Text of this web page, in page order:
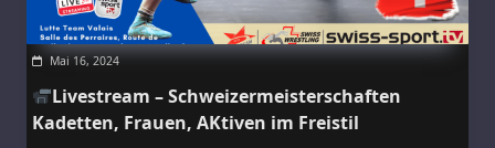
Mai 16, 2024
Livestream – Schweizermeisterschaften
Kadetten, Frauen, AKtiven im Freistil